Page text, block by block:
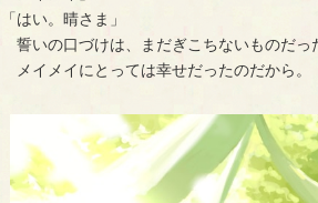
「はい。晴さま」
誓いの口づけは、まだぎこちないものだっ
メイメイにとっては幸せだったのだから。